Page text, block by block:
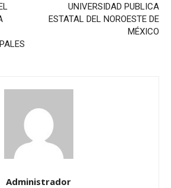
UNIVERSIDAD PUBLICA
ESTATAL DEL NOROESTE DE
MÉXICO
Administrador